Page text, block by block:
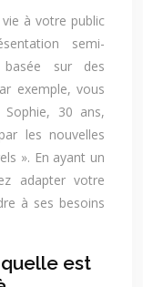
à votre public
semi-
sur des
exemple, vous
30 ans,
les nouvelles
». En ayant un
adapter votre
à ses besoins
est